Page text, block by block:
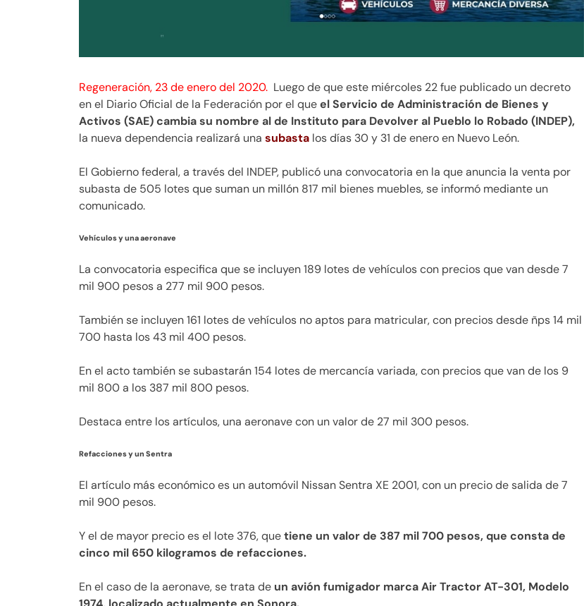
Regeneración, 23 de enero del 2020. Luego de que este miércoles 22 fue publicado un decreto
en el Diario Oficial de la Federación por el queel Servicio de Administración de Bienes y
Activos (SAE) cambia su nombre al de Instituto para Devolver al Pueblo lo Robado (INDEP),
la nueva dependencia realizará una subasta los días 30 y 31 de enero en Nuevo León.
El Gobierno federal, a través del INDEP, publicó una convocatoria en la que anuncia la venta por
subasta de 505 lotes que suman un millón 817 mil bienes muebles, se informó mediante un
comunicado.
Vehículos y una aeronave
La convocatoria especifica que se incluyen 189 lotes de vehículos con precios que van desde 7
mil 900 pesos a 277 mil 900 pesos.
También se incluyen 161 lotes de vehículos no aptos para matricular, con precios desde ñps 14 mil
700 hasta los 43 mil 400 pesos.
En el acto también se subastarán 154 lotes de mercancía variada, con precios que van de los 9
mil 800 a los 387 mil 800 pesos.
Destaca entre los artículos, una aeronave con un valor de 27 mil 300 pesos.
Refacciones y un Sentra
El artículo más económico es un automóvil Nissan Sentra XE 2001, con un precio de salida de 7
mil 900 pesos.
Y el de mayor precio es el lote 376, quetiene un valor de 387 mil 700 pesos, que consta de
cinco mil 650 kilogramos de refacciones.
En el caso de la aeronave, se trata de un avión fumigador marca Air Tractor AT-301, Modelo